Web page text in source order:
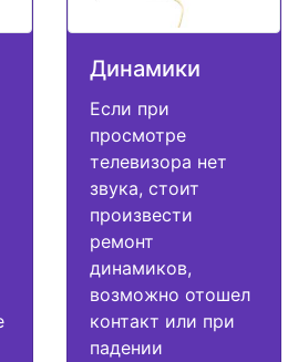
Динамики
Если при
просмотре
телевизора нет
звука, стоит
произвести
ремонт
динамиков,
возможно отошел
контакт или при
падении